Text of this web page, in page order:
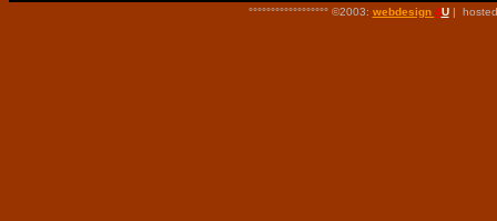
°°°°°°°°°°°°°°°°°° ©2003: webdesign 4U|